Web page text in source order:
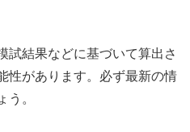
試結果などに基づいて算出さ
性があります。必ず最新の情
う。